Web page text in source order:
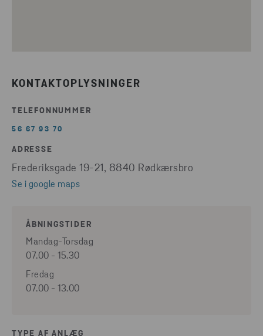
KONTAKTOPLYSNINGER
TELEFONNUMMER
56 67 93 70
ADRESSE
Frederiksgade 19-21, 8840 Rødkærsbro
Se i google maps
ÅBNINGSTIDER
Mandag-Torsdag
07.00 - 15.30
Fredag
07.00 - 13.00
TYPE AF ANLÆG